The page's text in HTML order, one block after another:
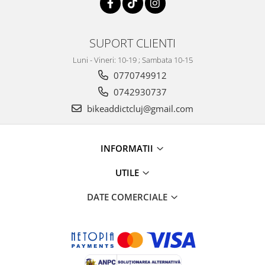
SUPORT CLIENTI
Luni - Vineri: 10-19 ; Sambata 10-15
0770749912
0742930737
bikeaddictcluj@gmail.com
INFORMATII
UTILE
DATE COMERCIALE